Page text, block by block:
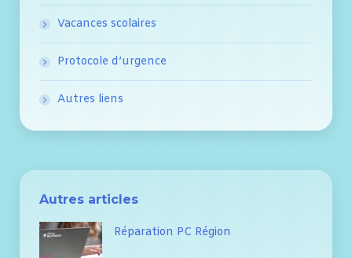
Vacances scolaires
Protocole d’urgence
Autres liens
Autres articles
Réparation PC Région